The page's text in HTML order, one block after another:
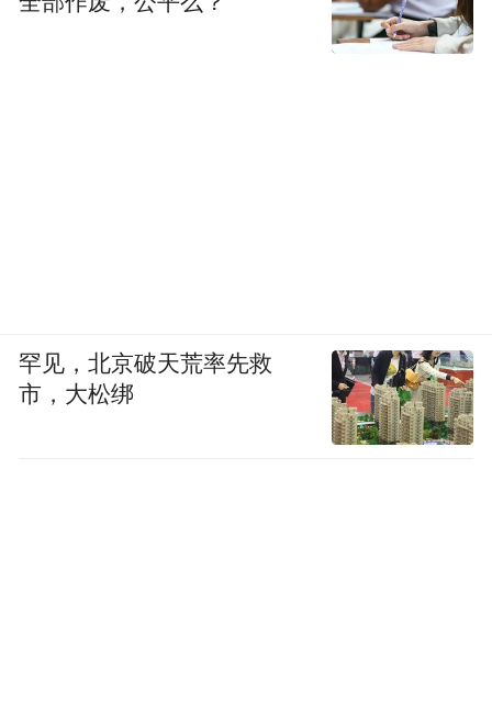
罕见，北京破天荒率先救
市，大松绑